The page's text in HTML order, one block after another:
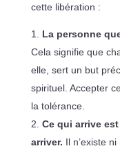
cette libération :
La personne
Cela signifie que
elle, sert un but
spirituel. Accepter
la tolérance.
Ce qui arrive
arriver. Il n’existe